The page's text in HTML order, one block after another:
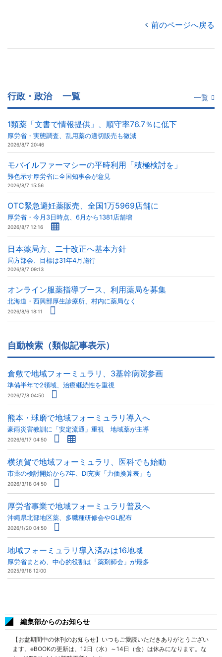
前のページへ戻る
行政・政治 一覧 一覧
1類薬「文書で情報提供」、順守率76.7％に低下
厚労省・実態調査、乱用薬の適切販売も微減
2026/8/7 20:46
モバイルファーマシーの平時利用「積極検討を」
難色示す厚労省に全国知事会が意見
2026/8/7 15:56
OTC緊急避妊薬販売、全国1万5969店舗に
厚労省・今月3日時点、6月から1381店舗増
2026/8/7 12:16
日本薬局方、二十改正へ基本方針
局方部会、目標は31年4月施行
2026/8/7 09:13
オンライン服薬指導ブース、利用薬局を募集
北海道・西興部厚生診療所、村内に薬局なく
2026/8/6 18:11
自動検索（類似記事表示）
倉敷で地域フォーミュラリ、3基幹病院参画
準備半年で2領域、治療継続性を重視
2026/7/8 04:50
熊本・球磨で地域フォーミュラリ導入へ
豪雨災害教訓に「安定流通」重視 地域薬が主導
2026/6/17 04:50
横須賀で地域フォーミュラリ、医科でも始動
市薬の検討開始から7年、DI充実「力価換算表」も
2026/3/18 04:50
厚労省事業で地域フォーミュラリ普及へ
沖縄県北部地区薬、多職種研修会やGL配布
2026/1/20 04:50
地域フォーミュラリ導入済みは16地域
厚労省まとめ、中心的役割は「薬剤師会」が最多
2025/9/18 12:00
編集部からのお知らせ
【お盆期間中の休刊のお知らせ】いつもご愛読いただきありがとうござい
ます。eBOOKの更新は、12日（水）～14日（金）は休みになります。な